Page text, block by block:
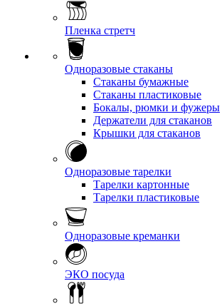
Пленка стретч
Одноразовые стаканы
Стаканы бумажные
Стаканы пластиковые
Бокалы, рюмки и фужеры
Держатели для стаканов
Крышки для стаканов
Одноразовые тарелки
Тарелки картонные
Тарелки пластиковые
Одноразовые креманки
ЭКО посуда